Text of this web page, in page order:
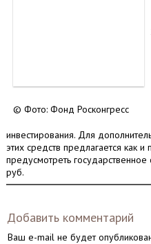
© Фото: Фонд Росконгресс
инвестирования. Для
этих средств предлагается как
предусмотреть
руб.
Добавить комментарий
Ваш e-mail не будет